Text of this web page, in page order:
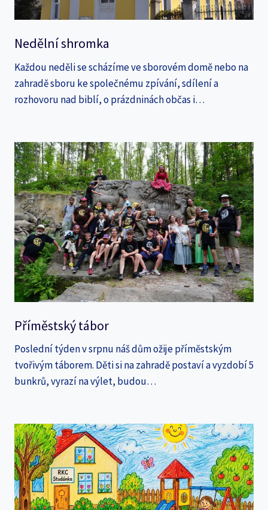
Nedělní shromka
Každou neděli se scházíme ve sborovém domě nebo na
zahradě sboru ke společnému zpívání, sdílení a
rozhovoru nad biblí, o prázdninách občas i…
Příměstský tábor
Poslední týden v srpnu náš dům ožije příměstským
tvořivým táborem. Děti si na zahradě postaví a vyzdobí 5
bunkrů, vyrazí na výlet, budou…